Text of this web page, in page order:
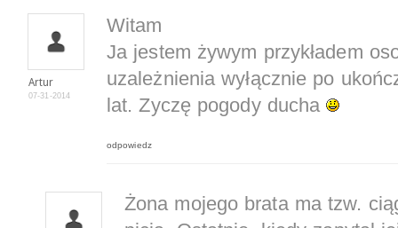
Artur
07-31-2014
Witam
Ja jestem żywym przykładem
uzależnienia wyłącznie po
lat. Zyczę pogody ducha
odpowiedz
Żona mojego brata ma tzw.